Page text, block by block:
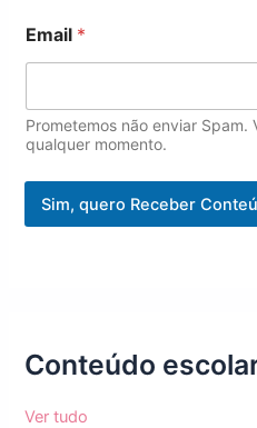
E
m
i
l
E
a
l
Email *
Prometemos não enviar Spam.
qualquer momento.
Sim, quero Receber
Conteúdo
Ver tudo